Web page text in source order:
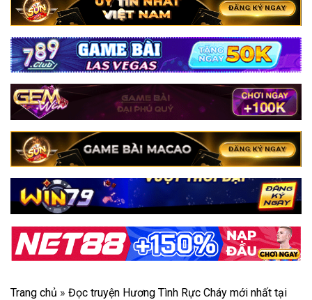
Trang chủ » Đọc truyện Hương Tình Rực Cháy mới nhất tại